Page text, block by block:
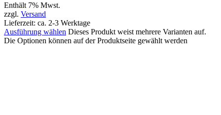
Enthält 7% Mwst.
zzgl. Versand
Lieferzeit: ca. 2-3 Werktage
Ausführung wählen Dieses Produkt weist mehrere Varianten auf.
Die Optionen können auf der Produktseite gewählt werden